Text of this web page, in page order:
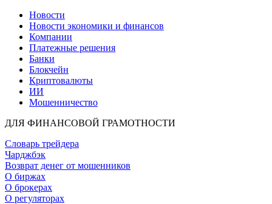
Новости
Новости экономики и финансов
Компании
Платежные решения
Банки
Блокчейн
Криптовалюты
ИИ
Мошенничество
ДЛЯ ФИНАНСОВОЙ ГРАМОТНОСТИ
Словарь трейдера
Чарджбэк
Возврат денег от мошенников
О биржах
О брокерах
О регуляторах